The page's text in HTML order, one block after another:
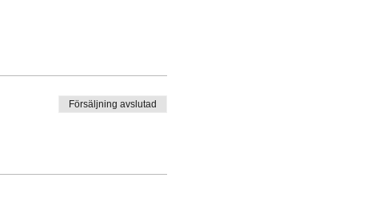
Försäljning avslutad